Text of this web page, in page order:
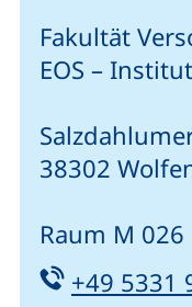
Fakultät
EOS –
38302
Raum M 026
Tel:
+49 5331